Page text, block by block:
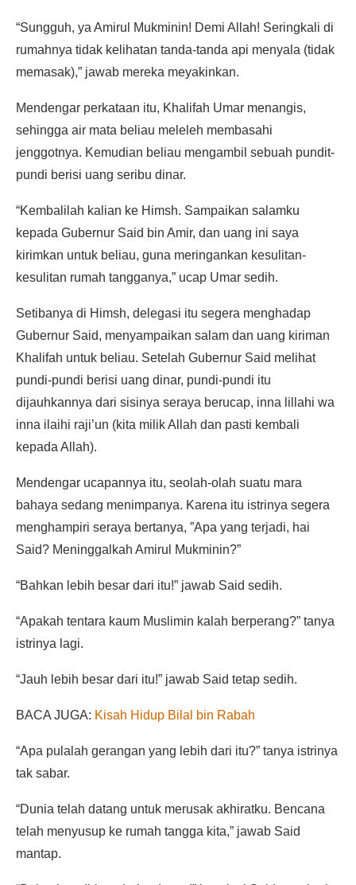
“Sungguh, ya Amirul Mukminin! Demi Allah! Seringkali di
rumahnya tidak kelihatan tanda-tanda api menyala (tidak
memasak),” jawab mereka meyakinkan.
Mendengar perkataan itu, Khalifah Umar menangis,
sehingga air mata beliau meleleh membasahi
jenggotnya. Kemudian beliau mengambil sebuah pundit-
pundi berisi uang seribu dinar.
“Kembalilah kalian ke Himsh. Sampaikan salamku
kepada Gubernur Said bin Amir, dan uang ini saya
kirimkan untuk beliau, guna meringankan kesulitan-
kesulitan rumah tangganya,” ucap Umar sedih.
Setibanya di Himsh, delegasi itu segera menghadap
Gubernur Said, menyampaikan salam dan uang kiriman
Khalifah untuk beliau. Setelah Gubernur Said melihat
pundi-pundi berisi uang dinar, pundi-pundi itu
dijauhkannya dari sisinya seraya berucap, inna lillahi wa
inna ilaihi raji’un (kita milik Allah dan pasti kembali
kepada Allah).
Mendengar ucapannya itu, seolah-olah suatu mara
bahaya sedang menimpanya. Karena itu istrinya segera
menghampiri seraya bertanya, ”Apa yang terjadi, hai
Said? Meninggalkah Amirul Mukminin?”
“Bahkan lebih besar dari itu!” jawab Said sedih.
“Apakah tentara kaum Muslimin kalah berperang?” tanya
istrinya lagi.
“Jauh lebih besar dari itu!” jawab Said tetap sedih.
BACA JUGA: Kisah Hidup Bilal bin Rabah
“Apa pulalah gerangan yang lebih dari itu?” tanya istrinya
tak sabar.
“Dunia telah datang untuk merusak akhiratku. Bencana
telah menyusup ke rumah tangga kita,” jawab Said
mantap.